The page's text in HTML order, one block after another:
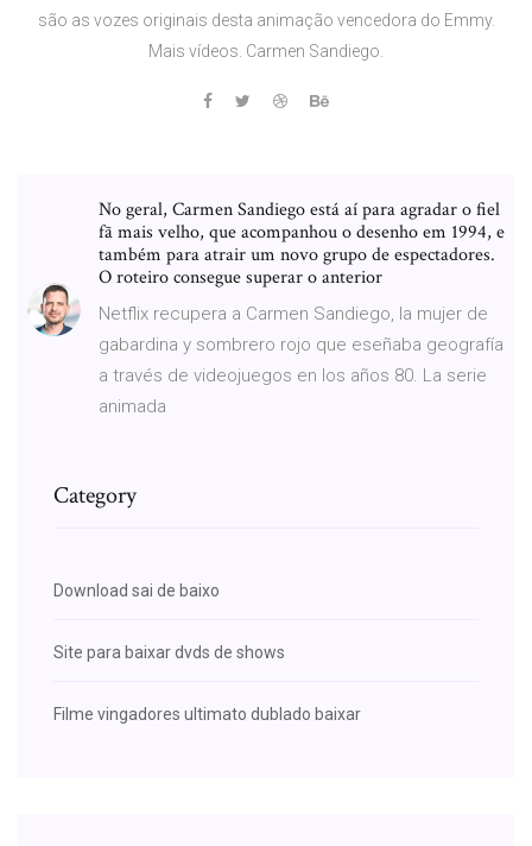
são as vozes originais desta animação vencedora do Emmy.
Mais vídeos. Carmen Sandiego.
No geral, Carmen Sandiego está aí para agradar o fiel
fã mais velho, que acompanhou o desenho em 1994, e
também para atrair um novo grupo de espectadores.
O roteiro consegue superar o anterior
Netflix recupera a Carmen Sandiego, la mujer de
gabardina y sombrero rojo que eseñaba geografía
a través de videojuegos en los años 80. La serie
animada
Category
Download sai de baixo
Site para baixar dvds de shows
Filme vingadores ultimato dublado baixar